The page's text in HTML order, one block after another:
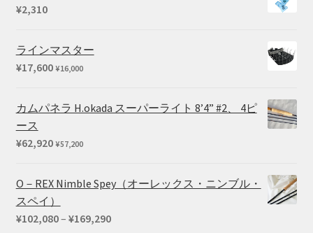
¥2,310
ラインマスター
¥17,600 ¥16,000
カムパネラ H.okada スーパーライト 8’4” #2、 4ピ
ース
¥62,920 ¥57,200
O－REX Nimble Spey（オーレックス・ニンブル・
スペイ）
¥102,080– ¥169,290価